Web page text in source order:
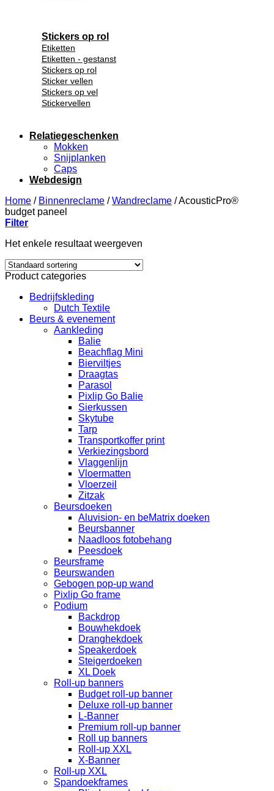
Stickers op rol
Etiketten
Etiketten - gestanst
Stickers op rol
Sticker vellen
Stickers op vel
Stickervellen
Relatiegeschenken
Mokken
Snijplanken
Caps
Webdesign
Home / Binnenreclame / Wandreclame /AcousticPro®
budget paneel
Filter
Het enkele resultaat weergeven
Product categories
Bedrijfskleding
Dutch Textile
Beurs & evenement
Aankleding
Balie
Beachflag Mini
Bierviltjes
Draagtas
Parasol
Pixlip Go Balie
Sierkussen
Skytube
Tarp
Transportkoffer print
Verkiezingsbord
Vlaggenlijn
Vloermatten
Vloerzeil
Zitzak
Beursdoeken
Aluvision- en beMatrix doeken
Beursbanner
Naadloos fotobehang
Peesdoek
Beursframe
Beurswanden
Gebogen pop-up wand
Pixlip Go frame
Podium
Backdrop
Bouwhekdoek
Dranghekdoek
Speakerdoek
Steigerdoeken
XL Doek
Roll-up banners
Budget roll-up banner
Deluxe roll-up banner
L-Banner
Premium roll-up banner
Roll up banners
Roll-up XXL
X-Banner
Roll-up XXL
Spandoekframes